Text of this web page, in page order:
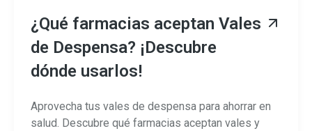
¿Qué farmacias aceptan Vales
de Despensa? ¡Descubre
dónde usarlos!
Aprovecha tus vales de despensa para ahorrar en
salud. Descubre qué farmacias aceptan vales y